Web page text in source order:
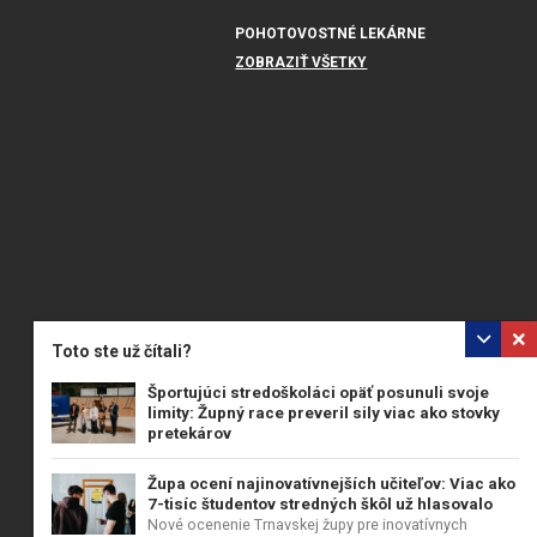
Toto ste už čítali?
Športujúci stredoškoláci opäť posunuli svoje
limity: Župný race preveril sily viac ako stovky
pretekárov
Odvážni študenti zo župných stredných škôl si minulý...
Župa ocení najinovatívnejších učiteľov: Viac ako
7-tisíc študentov stredných škôl už hlasovalo
Nové ocenenie Trnavskej župy pre inovatívnych
POHOTOVOSTNÉ LEKÁRNE
ZOBRAZIŤ VŠETKY